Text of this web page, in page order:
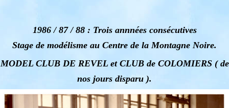
1986 / 87 / 88 : Trois annnées consécutives
Stage de modélisme au Centre de la Montagne Noire.
MODEL CLUB DE REVEL et CLUB de COLOMIERS ( de
nos jours disparu ).